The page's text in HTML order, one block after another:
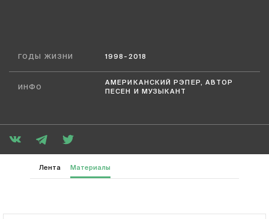
ГОДЫ ЖИЗНИ 1998-2018
ИНФО
АМЕРИКАНСКИЙ РЭПЕР, АВТОР
ПЕСЕН И МУЗЫКАНТ
Лента Материалы